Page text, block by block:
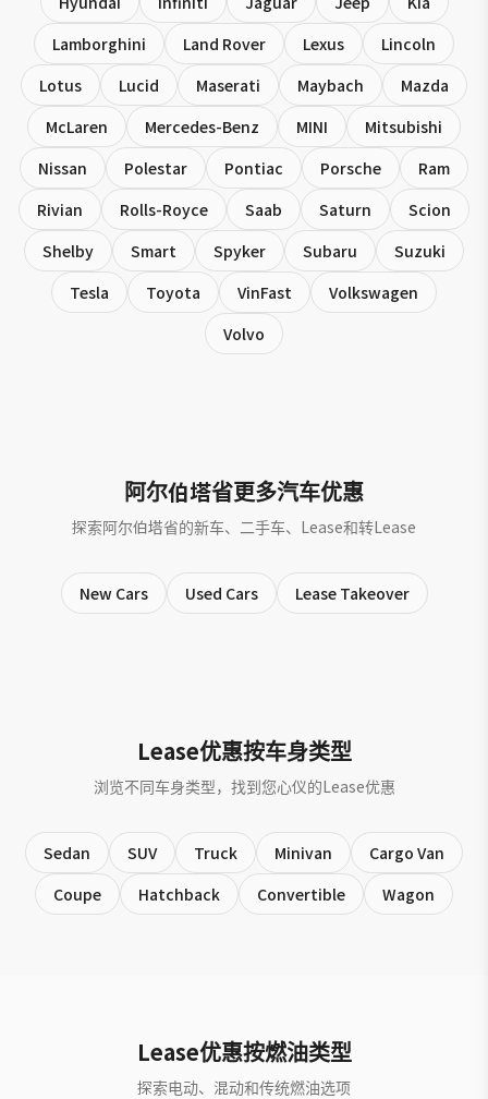
Lamborghini
Land Rover Lexus
Lincoln
Lotus
Lucid Maserati Maybach
Mazda
McLaren
Mercedes-Benz MINI
Mitsubishi
Nissan
Polestar Pontiac Porsche
Ram
Rivian
Rolls-Royce Saab Saturn
Scion
Shelby
Smart Spyker Subaru
Suzuki
Tesla
Toyota VinFast
Volkswagen
Volvo
阿尔伯塔省更多汽车优惠
探索阿尔伯塔省的新车、二手车、Lease和转Lease
New Cars Used Cars Lease Takeover
Lease优惠按车身类型
浏览不同车身类型，找到您心仪的Lease优惠
Sedan SUV Truck Minivan
Cargo Van
Coupe
Hatchback Convertible Wagon
Lease优惠按燃油类型
探索电动、混动和传统燃油选项